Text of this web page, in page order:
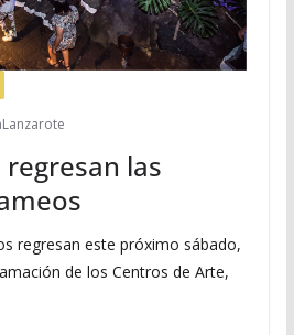
regresan las
regresan este próximo sábado,
de los Centros de Arte,